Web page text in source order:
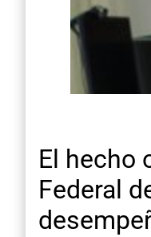
El hecho
Federal